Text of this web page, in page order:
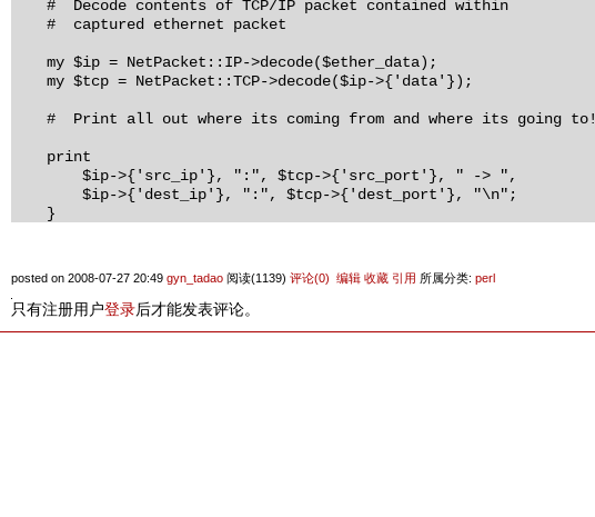
# Decode contents of TCP/IP packet contained within
# captured ethernet packet
my $ip = NetPacket::IP->decode($ether_data);
my $tcp = NetPacket::TCP->decode($ip->{'data'});
# Print all out where its coming from and where its going to!
print
$ip->{'src_ip'}, ":", $tcp->{'src_port'}, " -> ",
$ip->{'dest_ip'}, ":", $tcp->{'dest_port'}, "\n";
}
posted on 2008-07-27 20:49 gyn_tadao 阅读(1139) 评论(0) 编辑 收藏 引用 所属分类: perl
只有注册用户登录后才能发表评论。